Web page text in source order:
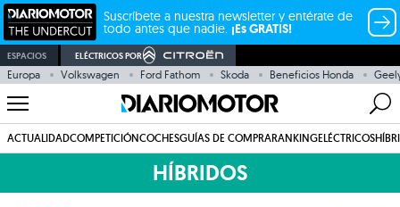
Suscríbete a nuestra newsletter y entérate de
todo antes que nadie. ¡Es GRATIS!
ESPACIOS ELÉCTRICOS POR
Europa Volkswagen Ford Fathom Skoda Beneficios Honda
ACTUALIDADCOMPETICIÓNCOCHESGUÍAS DE COMPRARANKINGELÉCTRICOS
HÍBRIDOS